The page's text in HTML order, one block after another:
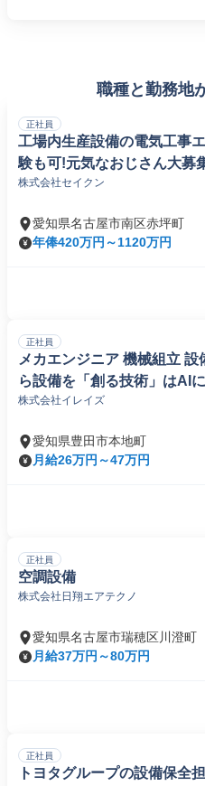
職種と勤務地
正社員
工場内生産設備の電気工事
験も可!元気なおじさん大募
株式会社セイクン
愛知県名古屋市南区赤坪町
年俸420万円～1120万円
正社員
メカエンジニア 機械組立
ら設備を「創る技術」はAI
ない仕事で、絶対に食いっ
株式会社イレイズ
愛知県豊田市本地町
月給26万円～47万円
正社員
空調設備
株式会社日翔エアテクノ
愛知県名古屋市瑞穂区川澄町
月給37万円～80万円
正社員
トヨタグループの設備保全